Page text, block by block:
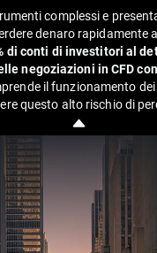
complessi e
denaro rapidamente
di conti di investitori al
negoziazioni in CFD
il funzionamento dei
questo alto rischio di